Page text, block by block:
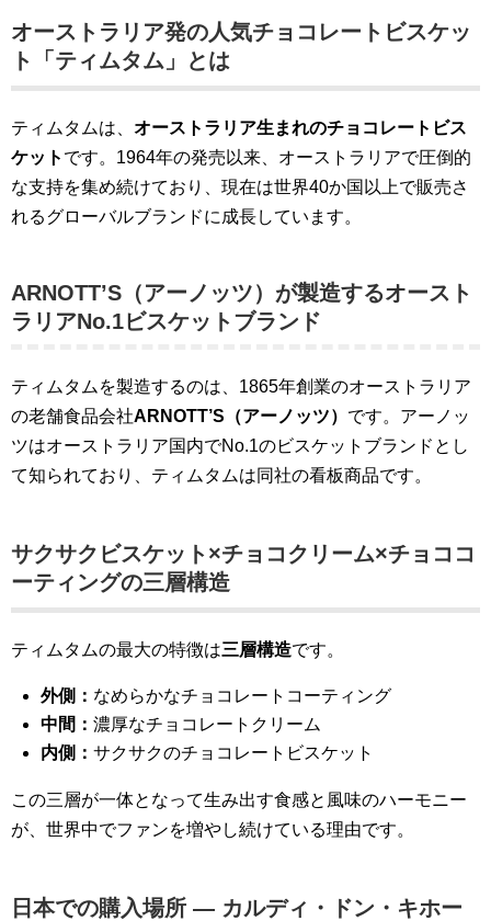
オーストラリア発の人気チョコレートビスケッ
ト「ティムタム」とは
ティムタムは、 オーストラリア生まれのチョコレートビス
ケット です。1964年の発売以来、オーストラリアで圧倒的
な支持を集め続けており、現在は世界40か国以上で販売さ
れるグローバルブランドに成長しています。
ARNOTT’S（アーノッツ）が製造するオースト
ラリアNo.1ビスケットブランド
ティムタムを製造するのは、1865年創業のオーストラリア
の老舗食品会社ARNOTT’S（アーノッツ） です。アーノッ
ツはオーストラリア国内でNo.1のビスケットブランドとし
て知られており、ティムタムは同社の看板商品です。
サクサクビスケット×チョコクリーム×チョココ
ーティングの三層構造
ティムタムの最大の特徴は三層構造です。
外側： なめらかなチョコレートコーティング
中間：濃厚なチョコレートクリーム
内側：サクサクのチョコレートビスケット
この三層が一体となって生み出す食感と風味のハーモニー
が、世界中でファンを増やし続けている理由です。
日本での購入場所 — カルディ・ドン・キホー